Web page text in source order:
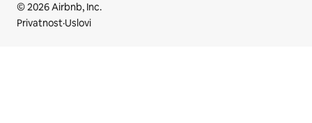
© 2026 Airbnb, Inc.
Privatnost·Uslovi